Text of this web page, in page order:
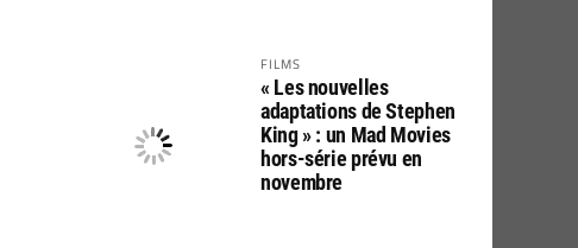
FILMS
« Les nouvelles
adaptations de Stephen
King » : un Mad Movies
hors-série prévu en
novembre